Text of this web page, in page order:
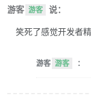
游客 游客 说：
笑死了感觉开发者
游客 游客 ：